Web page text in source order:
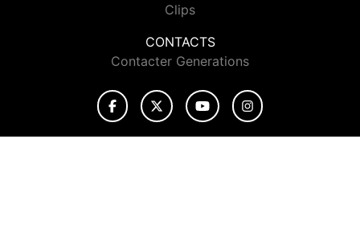
Clips
CONTACTS
Contacter Generations